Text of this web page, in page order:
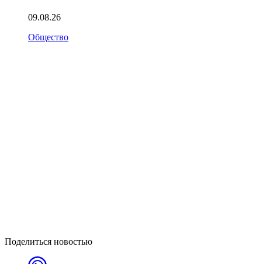
09.08.26
Общество
Поделиться новостью